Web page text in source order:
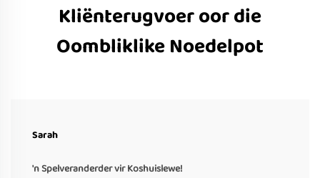
Kliënterugvoer oor die
Oombliklike Noedelpot
Sarah
'n Spelveranderder vir Koshuislewe!